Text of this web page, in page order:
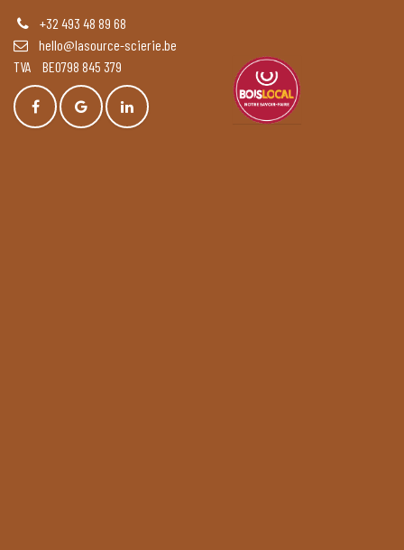
+32 493 48 89 68
hello@lasource-scierie.be
TVA BE0798 845 379